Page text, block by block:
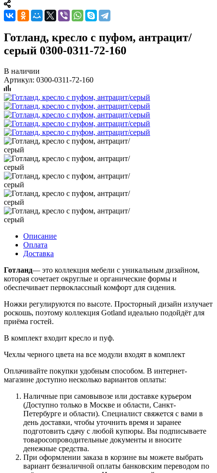
Готланд, кресло с пуфом, антрацит/
серый 0300-0311-72-160
В наличии
Артикул: 0300-0311-72-160
Описание
Оплата
Доставка
Готланд— это коллекция мебели с уникальным дизайном,
которая сочетает округлые и органические формы и
обеспечивает первоклассный комфорт для сидения.
Ножки регулируются по высоте. Просторный дизайн излучает
роскошь, поэтому коллекция Gotland идеально подойдёт для
приёма гостей.
В комплект входит кресло и пуф.
Чехлы черного цвета на все модули входят в комплект
Оплачивайте покупки удобным способом. В интернет-
магазине доступно несколько вариантов оплаты:
Наличные при самовывозе или доставке курьером
(Доступно только в Москве и области, Санкт-
Петербурге и области). Специалист свяжется с вами в
день доставки, чтобы уточнить время и заранее
подготовить сдачу с любой купюры. Вы подписываете
товаросопроводительные документы и вносите
денежные средства.
При оформлении заказа в корзине вы можете выбрать
вариант безналичной оплаты банковским переводом по